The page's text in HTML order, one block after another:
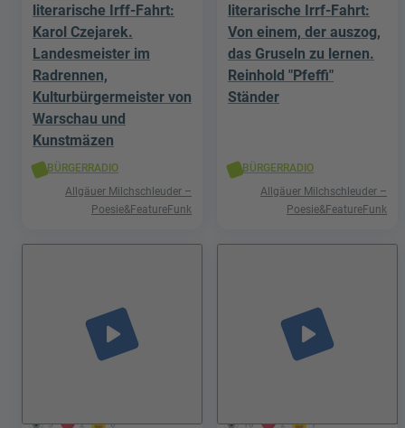
literarische Irff-Fahrt:
Karol Czejarek.
Landesmeister im
Radrennen,
Kulturbürgermeister von
Warschau und
Kunstmäzen
BÜRGERRADIO
Allgäuer Milchschleuder –
Poesie&FeatureFunk
literarische Irrf-Fahrt:
Von einem, der auszog,
das Gruseln zu lernen.
Reinhold "Pfeffi"
Ständer
BÜRGERRADIO
Allgäuer Milchschleuder –
Poesie&FeatureFunk
5 2 0
play_arrow
10 2 1
play_arrow